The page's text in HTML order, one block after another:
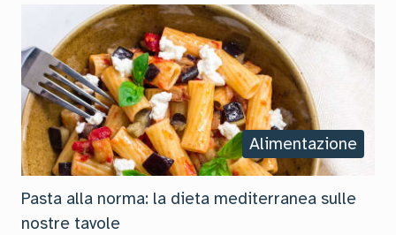
Alimentazione
Pasta alla norma: la dieta mediterranea sulle
nostre tavole